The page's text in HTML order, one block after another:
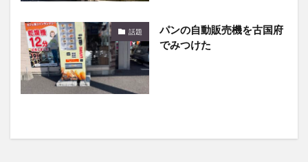
話題
パンの自動販売機を古国府
でみつけた